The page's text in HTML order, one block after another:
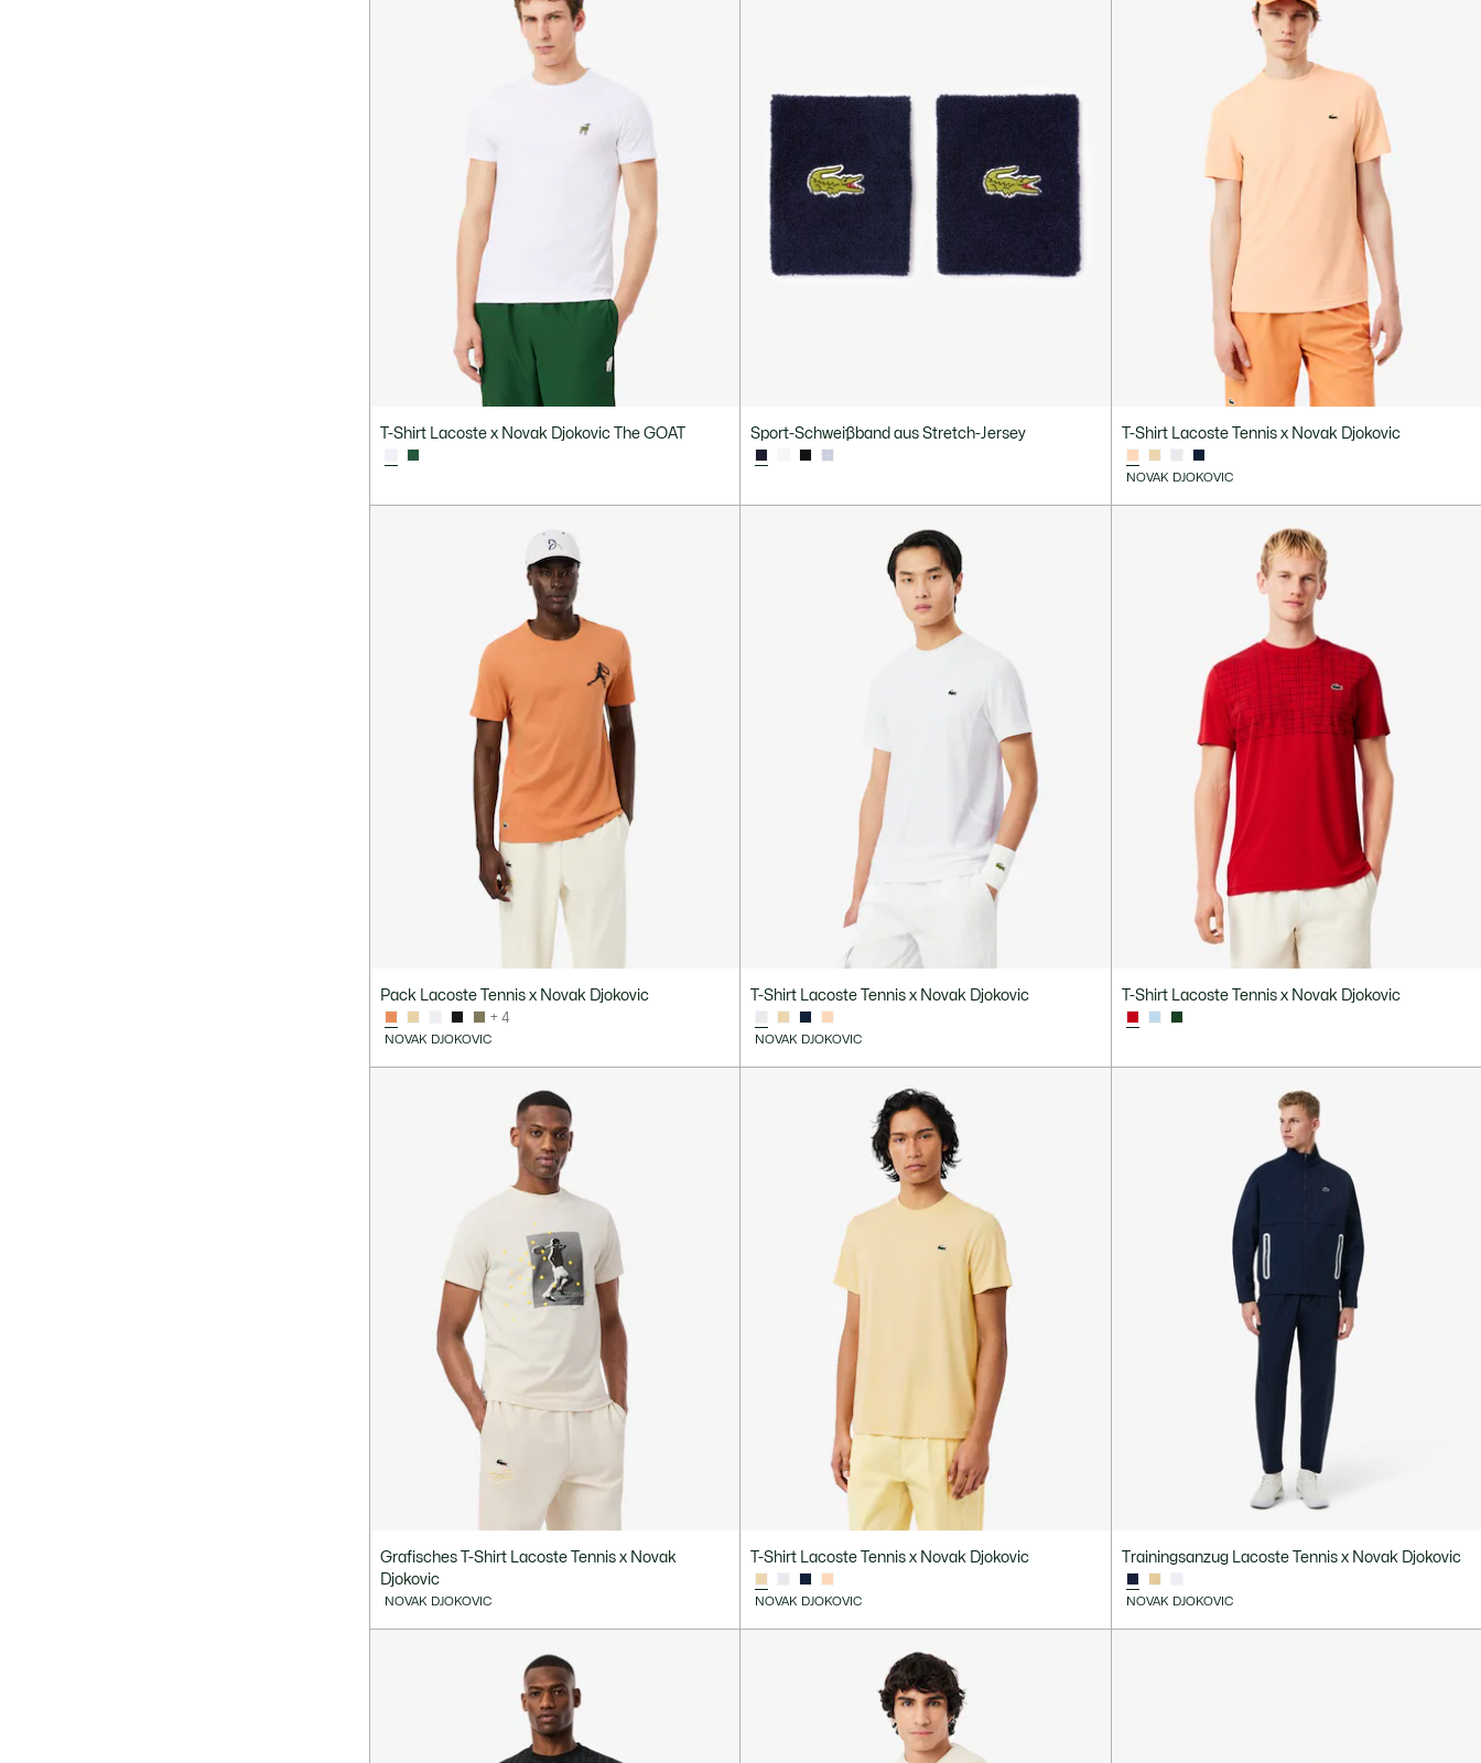
T-Shirt Lacoste x Novak Djokovic The GOAT Sport-Schweißband aus Stretch-Jersey T-Shirt Lacoste Tennis x Novak Djokovic
NOVAK DJOKOVIC
Pack Lacoste Tennis x Novak Djokovic
+ 4
NOVAK DJOKOVIC
T-Shirt Lacoste Tennis x Novak Djokovic
NOVAK DJOKOVIC
T-Shirt Lacoste Tennis x Novak Djokovic
Grafisches T-Shirt Lacoste Tennis x Novak
Djokovic
NOVAK DJOKOVIC
T-Shirt Lacoste Tennis x Novak Djokovic
NOVAK DJOKOVIC
Trainingsanzug Lacoste Tennis x Novak Djokovic
NOVAK DJOKOVIC